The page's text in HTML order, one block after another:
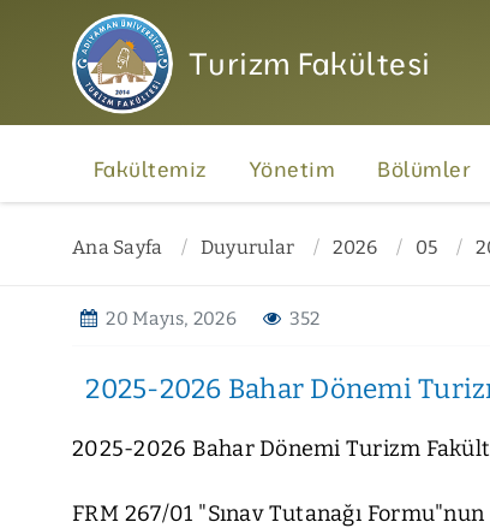
Turizm Fakültesi
Fakültemiz Yönetim Bölümler
Ana Sayfa Duyurular 2026 05
20 Mayıs, 2026 352
2025-2026 Bahar Dönemi
2025-2026 Bahar Dönemi Turizm
FRM 267/01 "Sınav Tutanağı